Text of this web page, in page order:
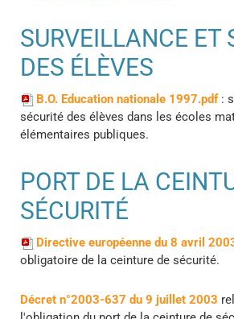
SURVEILLANCE ET
DES ÉLÈVES
B.O. Education nationale 1997.pdf:
sécurité des élèves dans les écoles
élémentaires publiques.
PORT DE LA
SÉCURITÉ
Directive européenne du 8 avril
obligatoire de la ceinture de sécurité.
Décret n°2003-637 du 9 juillet 2003